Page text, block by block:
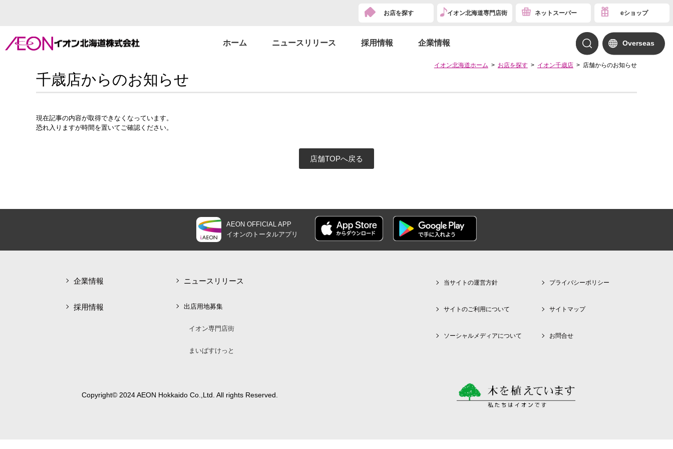
お店を探す イオン北海道専門店街 ネットスーパー eショップ
ホーム ニュースリリース 採用情報 企業情報 Overseas
イオン北海道ホーム お店を探す イオン千歳店 店舗からのお知らせ
千歳店からのお知らせ
現在記事の内容が取得できなくなっています。
恐れ入りますが時間を置いてご確認ください。
店舗TOPへ戻る
AEON OFFICIAL APP
イオンの トータルアプリ
企業情報
採用情報
ニュースリリース
出店用地募集
イオン専門店街
まいばすけっと
当サイトの運営方針
サイトのご利用について
ソーシャルメディアについて
プライバシーポリシー
サイトマップ
お問合せ
Copyright© 2024 AEON Hokkaido Co.,Ltd. All rights Reserved.